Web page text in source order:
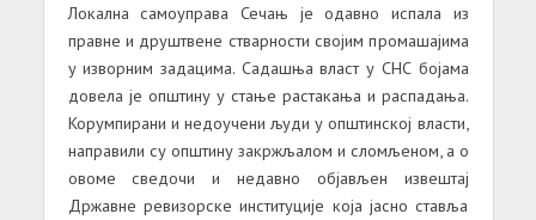
Локална самоуправа Сечањ је одавно испала из
правне и друштвене стварности својим промашајима
у изворним задацима. Садашња власт у СНС бојама
довела је општину у стање растакања и распадања.
Корумпирани и недоучени људи у општинској власти,
направили су општину закржљалом и сломљеном, а о
овоме сведочи и недавно објављен извештај
Државне ревизорске институције која јасно ставља